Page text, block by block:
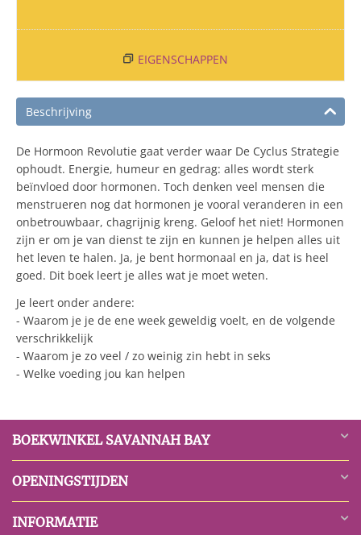
EIGENSCHAPPEN
Beschrijving
De Hormoon Revolutie gaat verder waar De Cyclus Strategie
ophoudt. Energie, humeur en gedrag: alles wordt sterk
beïnvloed door hormonen. Toch denken veel mensen die
menstrueren nog dat hormonen je vooral veranderen in een
onbetrouwbaar, chagrijnig kreng. Geloof het niet! Hormonen
zijn er om je van dienst te zijn en kunnen je helpen alles uit
het leven te halen. Ja, je bent hormonaal en ja, dat is heel
goed. Dit boek leert je alles wat je moet weten.
Je leert onder andere:
- Waarom je je de ene week geweldig voelt, en de volgende
verschrikkelijk
- Waarom je zo veel / zo weinig zin hebt in seks
- Welke voeding jou kan helpen
BOEKWINKEL SAVANNAH BAY
OPENINGSTIJDEN
INFORMATIE